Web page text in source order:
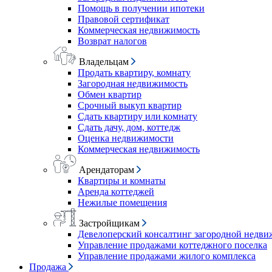
Помощь в получении ипотеки
Правовой сертификат
Коммерческая недвижимость
Возврат налогов
Владельцам
Продать квартиру, комнату
Загородная недвижимость
Обмен квартир
Срочный выкуп квартир
Сдать квартиру или комнату
Сдать дачу, дом, коттедж
Оценка недвижимости
Коммерческая недвижимость
Арендаторам
Квартиры и комнаты
Аренда коттеджей
Нежилые помещения
Застройщикам
Девелоперский консалтинг загородной
Управление продажами коттеджного поселка
Управление продажами жилого комплекса
Продажа